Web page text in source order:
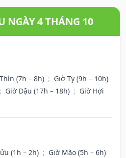
NGÀY 4 THÁNG 10
(7h – 8h) ; Giờ Tỵ (9h – 10h)
; Giờ Dậu (17h – 18h) ; Giờ Hợi
(1h – 2h) ; Giờ Mão (5h – 6h)